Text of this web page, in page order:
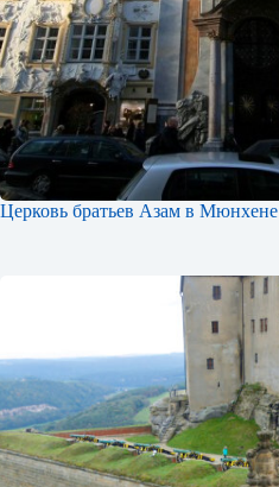
Церковь братьев Азам в Мюнхене